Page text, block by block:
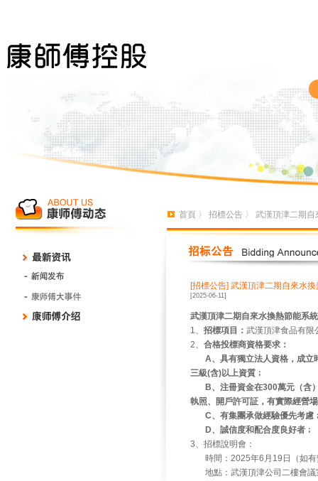
首頁 〉 招標公告 〉 武漢頂津二期
[招標公告] 武漢頂津二期自來水
[2025-06-11]
武漢頂津二期自來水換熱節能系
1、 招標項目： 武漢頂津食品有限
2、 合格投標商資格要求：
A、具有獨立法人資格，成立
三級(含)以上資質﹔
B、注冊資金在300萬元（含）
執照、開戶許可証，有實際經營
C、有集團承做經驗優先考慮
D、誠信度和配合度良好者﹔
3、招標說明會：
時間：2025年6月19日（如有
地點：武漢頂津公司二樓會議